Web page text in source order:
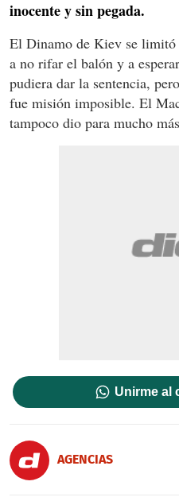
inocente y sin pegada.
El Dinamo de Kiev se limitó
a no rifar el balón y a
pudiera dar la sentencia,
fue misión imposible. El
tampoco dio para mucho
Unirme al
AGENCIAS